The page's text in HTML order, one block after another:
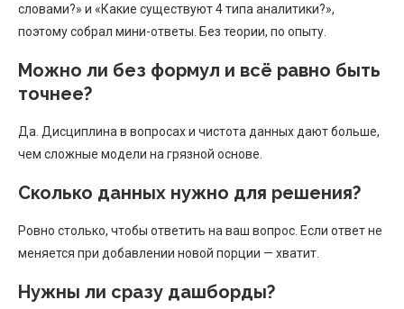
словами?» и «Какие существуют 4 типа аналитики?»,
поэтому собрал мини-ответы. Без теории, по опыту.
Можно ли без формул и всё равно быть
точнее?
Да. Дисциплина в вопросах и чистота данных дают больше,
чем сложные модели на грязной основе.
Сколько данных нужно для решения?
Ровно столько, чтобы ответить на ваш вопрос. Если ответ не
меняется при добавлении новой порции — хватит.
Нужны ли сразу дашборды?